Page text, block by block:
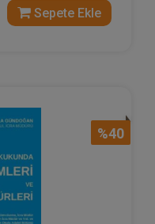
Sepete Ekle
%40